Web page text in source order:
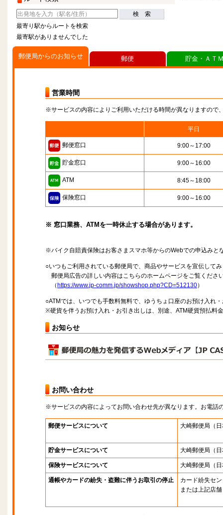
検 索
最寄り駅からルートを検索
最寄駅がありませんでした
郵便局からのお知らせ
営業時間
※サービスの内容によりご利用いただける時間が異なりますので
平日
郵便窓口 9:00～17:00
貯金窓口 9:00～16:00
ATM 8:45～18:00
保険窓口 9:00～16:00
※ 窓口業務、ATMを一時休止する場合があります。
※バイク自賠責保険はお客さまスマホ等からのWebでの申込みと
○いつもご利用されている郵便局で、商品やサービスを宣伝して
郵便局広告の詳しい内容はこちらのホームページをご覧くださ
（ https://www.jp-comm.jp/showshop.php?CD=512130）
○ATMでは、いつでも手数料無料で、ゆうちょ口座のお預け入れ
※硬貨を伴うお預け入れ・お引き出しは、別途、ATM硬貨預払料
お知らせ
お問い合わせ
※サービスの内容によってお問い合わせ先が異なります。お電話
郵便サービスについて 大崎郵便局 （
貯金サービスについて 大崎郵便局 （
保険サービスについて 大崎郵便局 （
通帳やカードの紛失・盗難に伴うお取引の停止
カード紛失セ
または上記店舗
郵便 貯金・ＡＴ